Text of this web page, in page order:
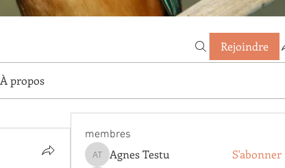
Rejoindre
À propos
membres
Agnes Testu
Agnes Testu S'abonner